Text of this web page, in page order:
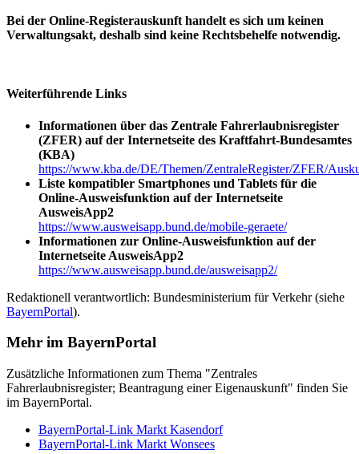
Bei der Online-Registerauskunft handelt es sich um keinen
Verwaltungsakt, deshalb sind keine Rechtsbehelfe notwendig.
Weiterführende Links
Informationen über das Zentrale Fahrerlaubnisregister
(ZFER) auf der Internetseite des Kraftfahrt-Bundesamtes
(KBA)
https://www.kba.de/DE/Themen/ZentraleRegister/ZFER/
Liste kompatibler Smartphones und Tablets für die
Online-Ausweisfunktion auf der Internetseite
AusweisApp2
https://www.ausweisapp.bund.de/mobile-geraete/
Informationen zur Online-Ausweisfunktion auf der
Internetseite AusweisApp2
https://www.ausweisapp.bund.de/ausweisapp2/
Redaktionell verantwortlich: Bundesministerium für Verkehr (siehe
BayernPortal).
Mehr im BayernPortal
Zusätzliche Informationen zum Thema "Zentrales
Fahrerlaubnisregister; Beantragung einer Eigenauskunft" finden Sie
im BayernPortal.
BayernPortal-Link Markt Kasendorf
BayernPortal-Link Markt Wonsees